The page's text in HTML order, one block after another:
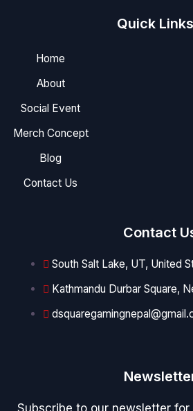
Quick Links
Home
About
Social Event
Merch Concept
Blog
Contact Us
Contact
South Salt Lake, UT, United
Kathmandu Durbar Square,
Subscribe to our newsletter